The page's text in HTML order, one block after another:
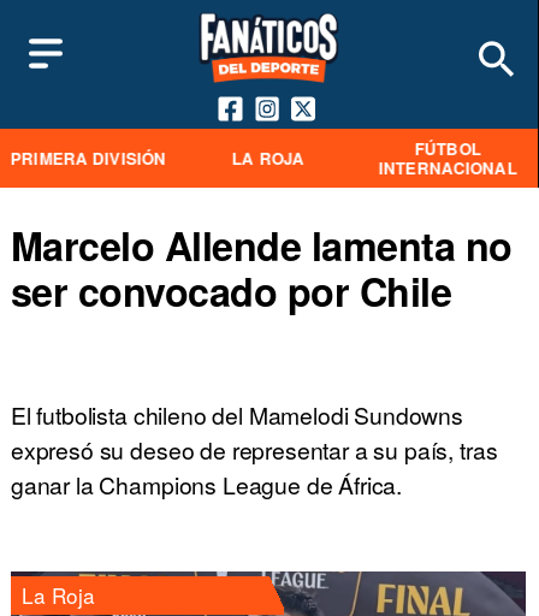
PRIMERA DIVISIÓN LA ROJA
FÚTBOL
INTERNACIONAL
Marcelo Allende lamenta no
ser convocado por Chile
El futbolista chileno del Mamelodi Sundowns
expresó su deseo de representar a su país, tras
ganar la Champions League de África.
La Roja